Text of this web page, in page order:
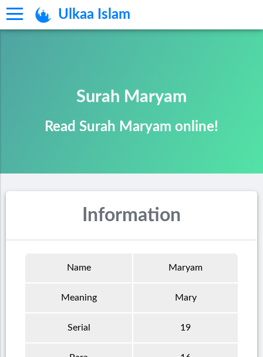
Ulkaa Islam
Surah Maryam
Read Surah Maryam online!
Information
Name Maryam
Meaning Mary
Serial 19